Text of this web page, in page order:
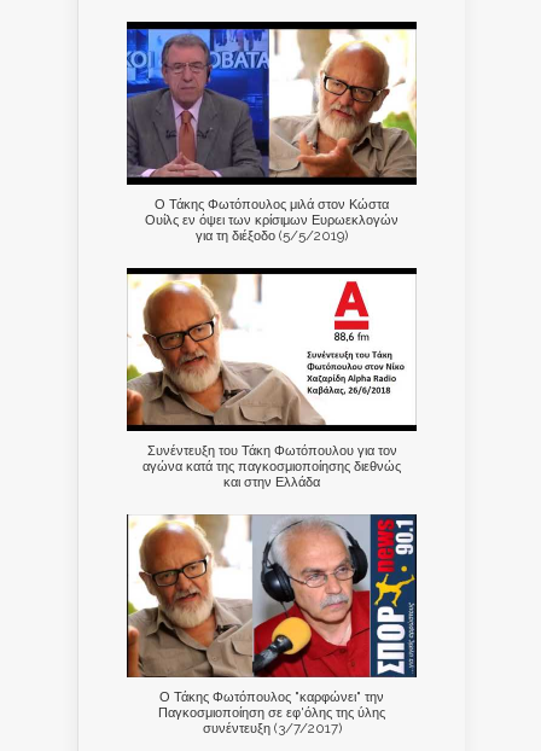
Ο Τάκης Φωτόπουλος μιλά στον Κώστα
Ουίλς εν όψει των κρίσιμων Ευρωεκλογών
για τη διέξοδο (5/5/2019)
Συνέντευξη του Τάκη Φωτόπουλου για τον
αγώνα κατά της παγκοσμιοποίησης διεθνώς
και στην Ελλάδα
Ο Τάκης Φωτόπουλος "καρφώνει" την
Παγκοσμιοποίηση σε εφ'όλης της ύλης
συνέντευξη (3/7/2017)